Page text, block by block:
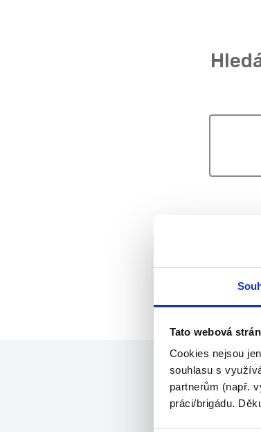
Tato webová
Cookies nejsou
souhlasu s
partnerům (např.
práci/brigádu.